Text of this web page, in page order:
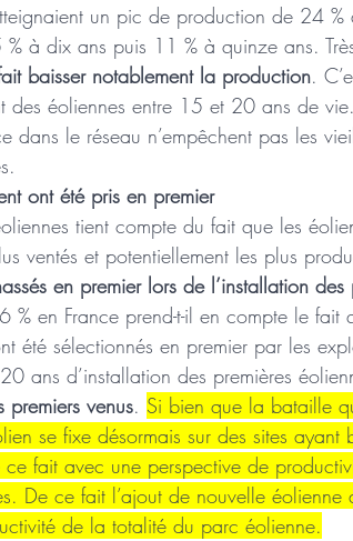
un pic de production de 24
à dix ans puis 11 % à quinze ans.
baisser notablement la production.
des éoliennes entre 15 et 20 ans de
dans le réseau n’empêchent pas les
ont été pris en premier
tient compte du fait que les
ventés et potentiellement les plus
en premier lors de l’installation des
en France prend-t-il en compte le fait
été sélectionnés en premier par les
ans d’installation des premières
venus. Si bien que la bataille
se fixe désormais sur des sites
fait avec une perspective de
De ce fait l’ajout de nouvelle
de la totalité du parc éolienne.